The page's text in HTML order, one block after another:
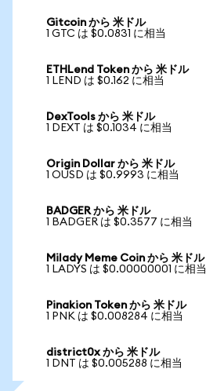
Gitcoin から 米ドル
1 GTC は $0.0831 に相当
ETHLend Token から 米ドル
1 LEND は $0.162 に相当
DexTools から 米ドル
1 DEXT は $0.1034 に相当
Origin Dollar から 米ドル
1 OUSD は $0.9993 に相当
BADGER から 米ドル
1 BADGER は $0.3577 に相当
Milady Meme Coin から 米ドル
1 LADYS は $0.00000001 に相当
Pinakion Token から 米ドル
1 PNK は $0.008284 に相当
district0x から 米ドル
1 DNT は $0.005288 に相当